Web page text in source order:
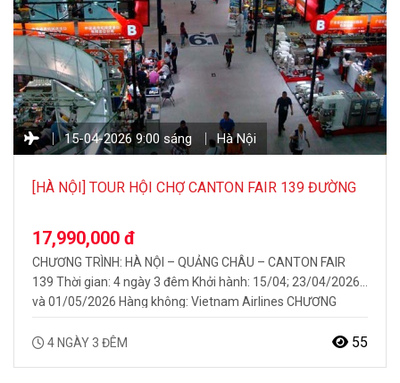
15-04-2026 9:00 sáng Hà Nội
[HÀ NỘI] TOUR HỘI CHỢ CANTON FAIR 139 ĐƯỜNG
17,990,000 đ
CHƯƠNG TRÌNH: HÀ NỘI – QUẢNG CHÂU – CANTON FAIR
139 Thời gian: 4 ngày 3 đêm Khởi hành: 15/04; 23/04/2026
và 01/05/2026 Hàng không: Vietnam Airlines CHƯƠNG
phá hội chợ Quảng Châu Canton Fair 139 Bay thẳng
4 NGÀY 3 ĐÊM 55